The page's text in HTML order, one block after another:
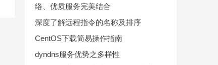
络、优质服务完美结合
深度了解远程指令的名称及排序
CentOS下载简易操作指南
dyndns服务优势之多样性